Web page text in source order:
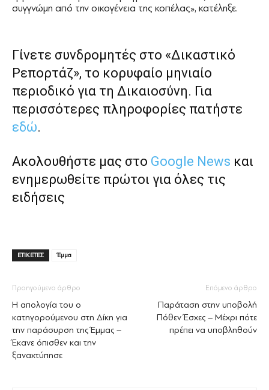
συγγνώμη από την οικογένεια της κοπέλας», κατέληξε.
Γίνετε συνδρομητές στο «Δικαστικό
Ρεπορτάζ», το κορυφαίο μηνιαίο
περιοδικό για τη Δικαιοσύνη. Για
περισσότερες πληροφορίες πατήστε
εδώ.
Ακολουθήστε μας στο Google News και
ενημερωθείτε πρώτοι για όλες τις
ειδήσεις
ΕΤΙΚΕΤΕΣ Έμμα
Προηγούμενο άρθρο
Η απολογία του ο
κατηγορούμενου στη Δίκη για
την παράσυρση της Έμμας –
Έκανε όπισθεν και την
ξαναχτύπησε
Επόμενο άρθρο
Παράταση στην υποβολή
Πόθεν Έσχες – Μέχρι πότε
πρέπει να υποβληθούν